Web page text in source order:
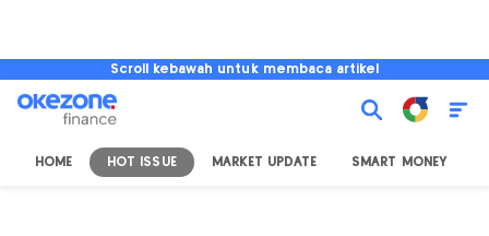
Scroll kebawah untuk membaca artikel
HOME HOT ISSUE MARKET UPDATE SMART MONEY